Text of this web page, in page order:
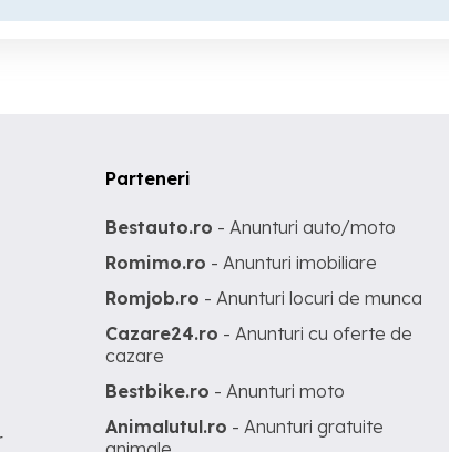
Parteneri
Bestauto.ro - Anunturi auto/moto
Romimo.ro - Anunturi imobiliare
Romjob.ro - Anunturi locuri de munca
Cazare24.ro - Anunturi cu oferte de
cazare
Bestbike.ro - Anunturi moto
Animalutul.ro - Anunturi gratuite